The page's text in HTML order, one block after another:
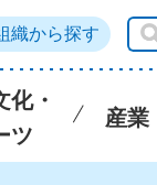
織から探す
化・
ツ
産業